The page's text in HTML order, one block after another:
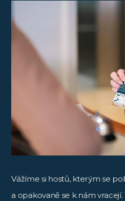
Vážíme si hostů, kterým se
a opakovaně se k nám